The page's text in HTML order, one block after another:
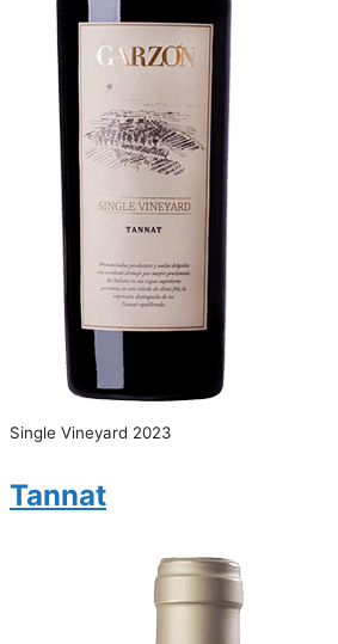
Single Vineyard 2023
Tannat